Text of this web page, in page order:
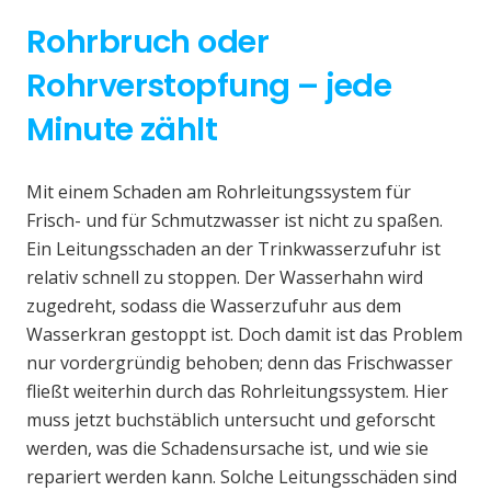
Rohrbruch oder
Rohrverstopfung – jede
Minute zählt
Mit einem Schaden am Rohrleitungssystem für
Frisch- und für Schmutzwasser ist nicht zu spaßen.
Ein Leitungsschaden an der Trinkwasserzufuhr ist
relativ schnell zu stoppen. Der Wasserhahn wird
zugedreht, sodass die Wasserzufuhr aus dem
Wasserkran gestoppt ist. Doch damit ist das Problem
nur vordergründig behoben; denn das Frischwasser
fließt weiterhin durch das Rohrleitungssystem. Hier
muss jetzt buchstäblich untersucht und geforscht
werden, was die Schadensursache ist, und wie sie
repariert werden kann. Solche Leitungsschäden sind